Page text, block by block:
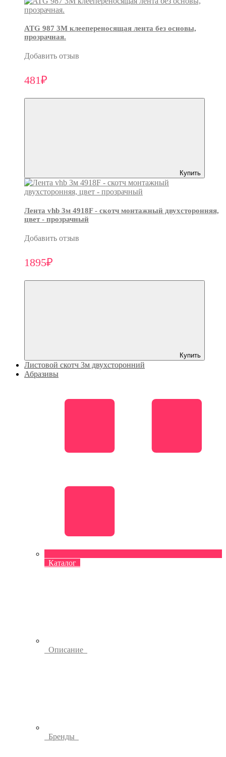
ATG 987 3М клеепереносящая лента без основы,
прозрачная.
Добавить отзыв
481₽
Купить
Лента vhb 3м 4918F - скотч монтажный двухсторонняя,
цвет - прозрачный
Добавить отзыв
1895₽
Купить
Листовой скотч 3м двухсторонний
Абразивы
Каталог
Описание
Бренды